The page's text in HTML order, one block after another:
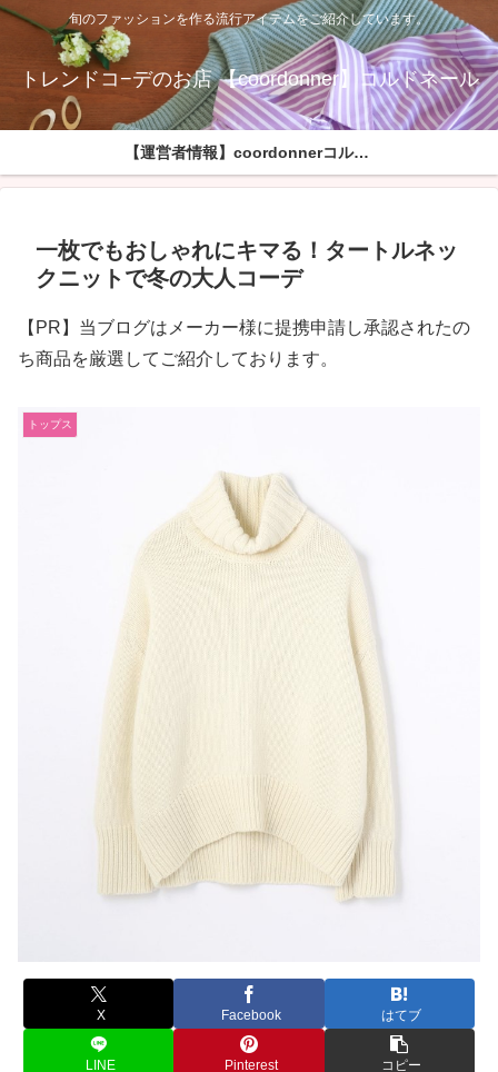
旬のファッションを作る流行アイテムをご紹介しています。
トレンドコ−デのお店 【coordonner】コルドネール
【運営者情報】coordonnerコルドネールへようこそ
一枚でもおしゃれにキマる！タートルネッ
クニットで冬の大人コーデ
【PR】当ブログはメーカー様に提携申請し承認されたの
ち商品を厳選してご紹介しております。
トップス
X Facebook はてブ
LINE Pinterest コピー